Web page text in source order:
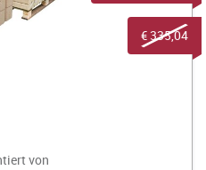
von
€ 335,04